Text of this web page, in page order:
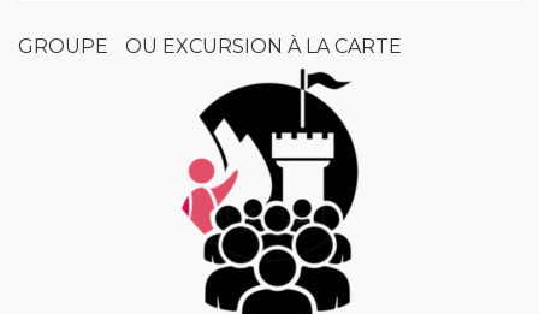
GROUPE OU EXCURSION À LA CARTE